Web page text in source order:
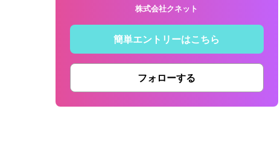
株式会社クネット
簡単エントリーはこちら
フォローする